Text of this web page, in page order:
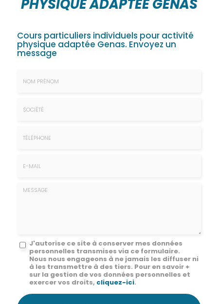
PHYSIQUE ADAPTÉE GENAS
Cours particuliers individuels pour activité
physique adaptée Genas. Envoyez un
message
Message
J'autorise ce site à conserver mes données
personnelles transmises via ce formulaire.
Nous nous engageons à ne jamais les diffuser ni
à les transmettre à des tiers. Pour en savoir +
sur la gestion de vos données personnelles et
exercer vos droits, cliquez-ici.
Acceptation